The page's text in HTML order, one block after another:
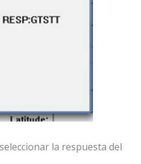
la respuesta del